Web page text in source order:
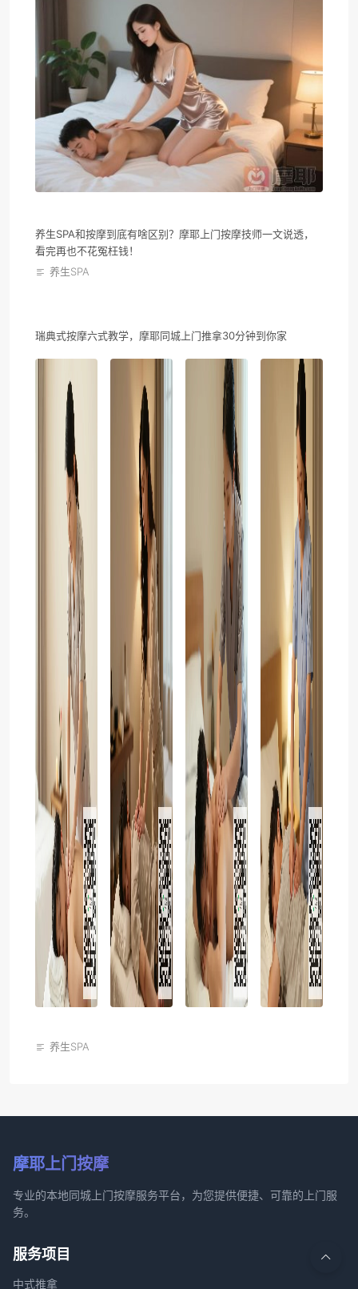
养生SPA和按摩到底有啥区别？摩耶上门按摩技师一文说透，
看完再也不花冤枉钱！
养生SPA
瑞典式按摩六式教学，摩耶同城上门推拿30分钟到你家
养生SPA
摩耶上门按摩
专业的本地同城上门按摩服务平台，为您提供便捷、可靠的上门服
务。
服务项目
中式推拿